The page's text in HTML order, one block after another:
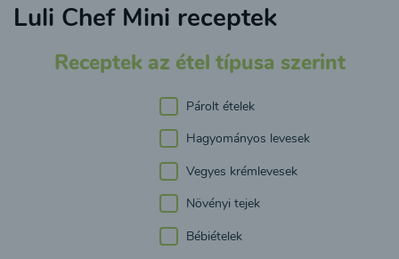
Luli Chef Mini receptek
Receptek az étel típusa szerint
Párolt ételek
Hagyományos levesek
Vegyes krémlevesek
Növényi tejek
Bébiételek